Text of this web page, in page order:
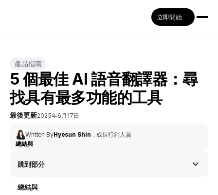
立即開始
產品指南
5 個最佳 AI 語音翻譯器：尋
找具有最多功能的工具
最後更新2025年6月17日
Written ByHyesun Shin ， 成長行銷人員
總結與
跳到部分
總結與